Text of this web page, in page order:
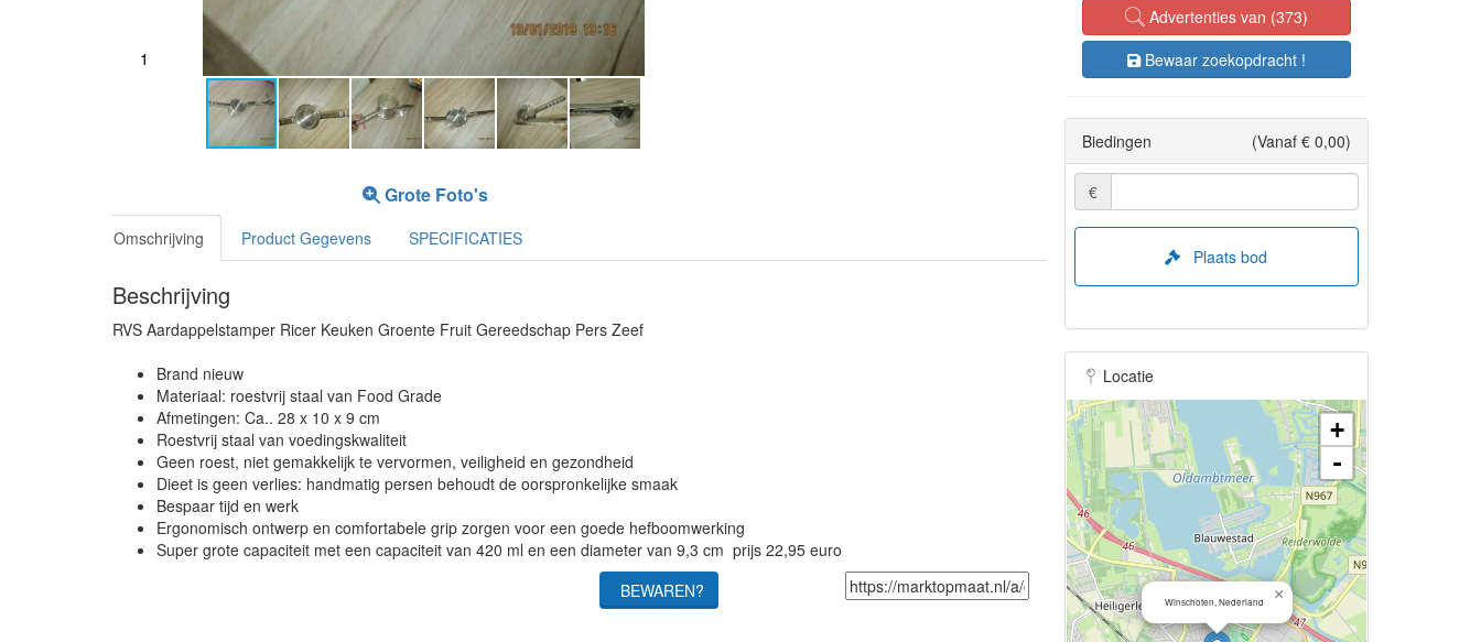
2
Grote Foto's
Omschrijving Product Gegevens SPECIFICATIES
Beschrijving
RVS Aardappelstamper Ricer Keuken Groente Fruit Gereedschap Pers Zeef
Brand nieuw
Materiaal: roestvrij staal van Food Grade
Afmetingen: Ca.. 28 x 10 x 9 cm
Roestvrij staal van voedingskwaliteit
Geen roest, niet gemakkelijk te vervormen, veiligheid en gezondheid
Dieet is geen verlies: handmatig persen behoudt de oorspronkelijke smaak
Bespaar tijd en werk
Ergonomisch ontwerp en comfortabele grip zorgen voor een goede hefboomwerking
Super grote capaciteit met een capaciteit van 420 ml en een diameter van 9,3 cm prijs 22,95 euro
BEWAREN?
Advertenties van (373)
Bewaar zoekopdracht !
Biedingen (Vanaf € 0,00)
€
Plaats bod
Locatie
Winschoten, Nederland ×
+
-